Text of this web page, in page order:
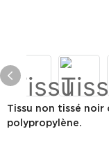
Tissu non tissé noir
polypropylène.